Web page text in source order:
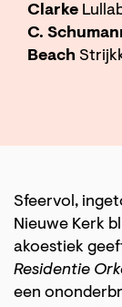
Clarke
C.
Beach
Sfeervol,
Nieuwe Kerk
akoestiek
Residentie
een